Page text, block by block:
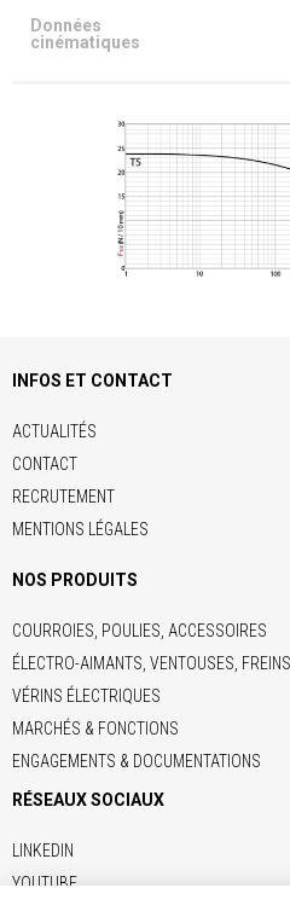
Données
cinématiques
INFOS ET CONTACT
ACTUALITÉS
CONTACT
RECRUTEMENT
MENTIONS LÉGALES
NOS PRODUITS
COURROIES, POULIES, ACCESSOIRES
ÉLECTRO-AIMANTS, VENTOUSES, FREINS
VÉRINS ÉLECTRIQUES
MARCHÉS & FONCTIONS
ENGAGEMENTS & DOCUMENTATIONS
RÉSEAUX SOCIAUX
LINKEDIN
YOUTUBE